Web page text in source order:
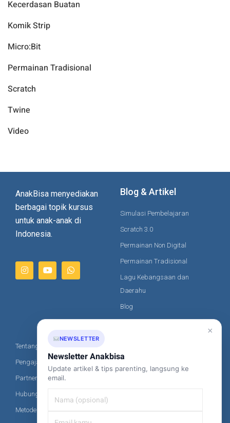
Kecerdasan Buatan
Komik Strip
Micro:Bit
Permainan Tradisional
Scratch
Twine
Video
AnakBisa menyediakan
berbagai topik kursus
untuk anak-anak di
Indonesia.
Blog & Artikel
Simulasi Pembelajaran
Scratch 3.0
Permainan Non Digital
Permainan Tradisional
Lagu Kebangsaan dan
Daerahu
Blog
Tentang Kami
Pengajar Kami
Partner
Hubungi Kami
Metode Pembayaran
Kontak Kami
×
NEWSLETTER
Newsletter Anakbisa
Update artikel & tips parenting, langsung ke
email.